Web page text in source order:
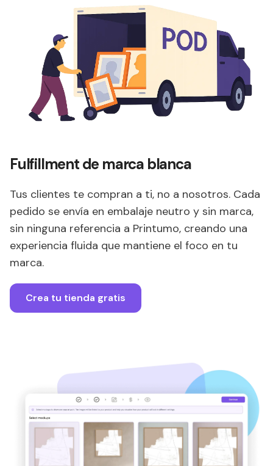
Fulfillment de marca blanca
Tus clientes te compran a ti, no a nosotros. Cada
pedido se envía en embalaje neutro y sin marca,
sin ninguna referencia a Printumo, creando una
experiencia fluida que mantiene el foco en tu
marca.
Crea tu tienda gratis